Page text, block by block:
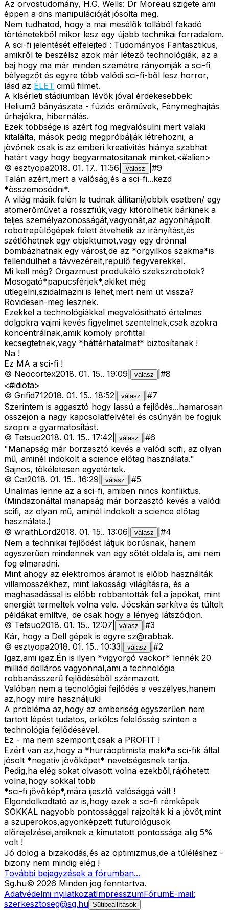
Az orvostudomány, H.G. Wells: Dr Moreau szigete ami
éppen a dns manipulációját jósolta meg.
Nem tudhatod, hogy a mai mesélők tollából fakadó
történetekből mikor lesz egy újabb technikai forradalom.
A sci-fi jelentését elfelejted : Tudományos Fantasztikus,
amikről te beszélsz azok már létező technológiák, az a
baj hogy ma már minden szemétre rányomják a sci-fi
bélyegzőt és egyre több valódi sci-fi-ből lesz horror,
lásd az ÉLET cimű filmet.
A kísérleti stádiumban lévők jóval érdekesebbek:
Helium3 bányászata - fúziós erőművek, Fénymeghajtás
űrhajókra, hibernálás.
Ezek többsége is azért fog megvalósulni mert valaki
kitalálta, mások pedig megpróbálják létrehozni, a
jövőnek csak is az emberi kreativitás hiánya szabhat
határt vagy hogy begyarmatosítanak minket.<#alien>
© esztyopa2018. 01. 17.. 11:56 válasz #9
Talán azért,mert a valóság,és a sci-fi...kezd
*összemosódni*.
A világ másik felén le tudnak állítani/jobbik esetben/ egy
atomerőművet a rosszfiúk,vagy kitörölhetik bárkinek a
teljes személyazonosságát,vagyonát,az agyonhájpolt
robotrepülőgépek felett átvehetik az irányítást,és
szétlőhetnek egy objektumot,vagy egy drónnal
bombázhatnak egy várost,de az *orgyilkos szakma*is
fellendülhet a távvezérelt,repülő fegyverekkel.
Mi kell még? Orgazmust produkáló szekszrobotok?
Mosogató*papucsférjek*,akiket még
ütlegelni,szidalmazni is lehet,mert nem üt vissza?
Rövidesen-meg lesznek.
Ezekkel a technológiákkal megvalósítható értelmes
dolgokra vajmi kevés figyelmet szentelnek,csak azokra
koncentrálnak,amik komoly profittal
kecsegtetnek,vagy *háttérhatalmat* biztosítanak !
Na !
Ez MA a sci-fi !
© Neocortex2018. 01. 15.. 19:09 válasz #8
<#idiota>
© Grifid712018. 01. 15.. 18:52 válasz #7
Szerintem is aggasztó hogy lassú a fejlődés...hamarosan
összejön a nagy kapcsolatfelvétel és csúnyán be fogjuk
szopni a gyarmatosítást.
© Tetsuo2018. 01. 15.. 17:42 válasz #6
"Manapság már borzasztó kevés a valódi scifi, az olyan
mű, aminél indokolt a science előtag használata."
Sajnos, tökéletesen egyetértek.
© Cat2018. 01. 15.. 16:29 válasz #5
Unalmas lenne az a sci-fi, amiben nincs konfliktus.
(Mindazonáltal manapság már borzasztó kevés a valódi
scifi, az olyan mű, aminél indokolt a science előtag
használata.)
© wraithLord2018. 01. 15.. 13:06 válasz #4
Nem a technikai fejlődést látjuk borúsnak, hanem
egyszerűen mindennek van egy sötét oldala is, ami nem
fog elmaradni.
Mint ahogy az elektromos áramot is előbb használták
villamosszékhez, mint lakossági világításra, és a
maghasadással is előbb robbantották fel a japókat, mint
energiát termeltek volna vele. Jócskán sarkítva és túltolt
példákat említve, de csak hogy a lényeg látszódjon.
© Tetsuo2018. 01. 15.. 12:07 válasz #3
Kár, hogy a Dell gépek is egyre sz@rabbak.
© esztyopa2018. 01. 15.. 10:33 válasz #2
Igaz,ami igaz.Én is ilyen *vigyorgó vackor* lennék 20
milliád dolláros vagyonnal,ami a technológia
robbanásszerű fejlődéséből származott.
Valóban nem a tecnológiai fejlődés a veszélyes,hanem
az,hogy mire használjuk!
A probléma az,hogy az emberiség egyszerűen nem
tartott lépést tudatos, erkölcs felelősség szinten a
technológia fejlődésével.
Ez - ma nem szempont,csak a PROFIT !
Ezért van az,hogy a *hurráoptimista maki*a sci-fik által
jósolt *negatív jövőképet* nevetségesnek tartja.
Pedig,ha elég sokat olvasott volna ezekből,rájöhetett
volna,hogy sokkal több
*sci-fi jővőkép*,mára ijesztő valósággá vált !
Elgondolkodtató az is,hogy ezek a sci-fi rémképek
SOKKAL nagyobb pontossággal rajzolták ki a jövőt,mint
a szuperokos,agyonképzett futurológusok
előrejelzései,amiknek a kimutatott pontossága alig 5%
volt !
Jó dolog a bizakodás,és az optimizmus,de a túléléshez -
bizony nem mindig elég !
További bejegyzések a fórumban...
Sg.hu© 2026 Minden jog fenntartva.
Adatvédelmi nyilatkozatImpresszumFórumE-mail:
szerkesztoseg@sg.hu Sütibeállítások